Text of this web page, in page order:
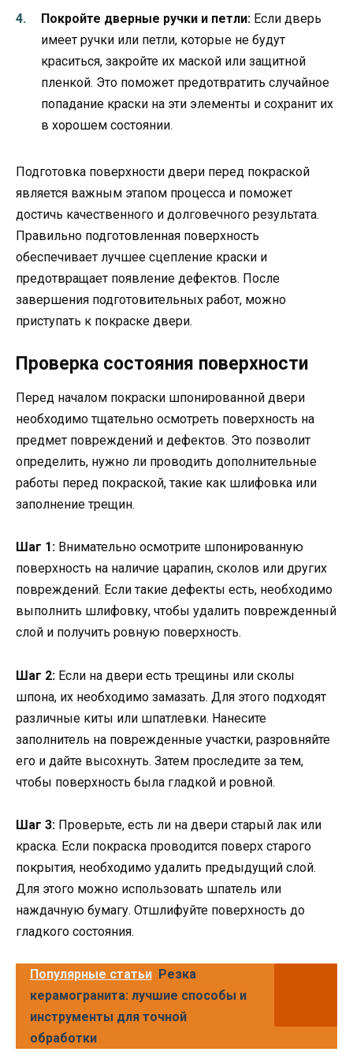
Покройте дверные ручки и петли: Если дверь
имеет ручки или петли, которые не будут
краситься, закройте их маской или защитной
пленкой. Это поможет предотвратить случайное
попадание краски на эти элементы и сохранит их
в хорошем состоянии.
Подготовка поверхности двери перед покраской
является важным этапом процесса и поможет
достичь качественного и долговечного результата.
Правильно подготовленная поверхность
обеспечивает лучшее сцепление краски и
предотвращает появление дефектов. После
завершения подготовительных работ, можно
приступать к покраске двери.
Проверка состояния поверхности
Перед началом покраски шпонированной двери
необходимо тщательно осмотреть поверхность на
предмет повреждений и дефектов. Это позволит
определить, нужно ли проводить дополнительные
работы перед покраской, такие как шлифовка или
заполнение трещин.
Шаг 1: Внимательно осмотрите шпонированную
поверхность на наличие царапин, сколов или других
повреждений. Если такие дефекты есть, необходимо
выполнить шлифовку, чтобы удалить поврежденный
слой и получить ровную поверхность.
Шаг 2: Если на двери есть трещины или сколы
шпона, их необходимо замазать. Для этого подходят
различные киты или шпатлевки. Нанесите
заполнитель на поврежденные участки, разровняйте
его и дайте высохнуть. Затем проследите за тем,
чтобы поверхность была гладкой и ровной.
Шаг 3: Проверьте, есть ли на двери старый лак или
краска. Если покраска проводится поверх старого
покрытия, необходимо удалить предыдущий слой.
Для этого можно использовать шпатель или
наждачную бумагу. Отшлифуйте поверхность до
гладкого состояния.
Популярные статьи Резка
керамогранита: лучшие способы и
инструменты для точной
обработки